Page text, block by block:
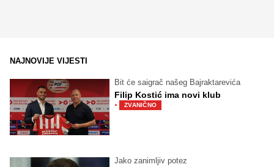
NAJNOVIJE VIJESTI
Bit će saigrač našeg Bajraktarevića
Filip Kostić ima novi klub
· ZVANIČNO
Jako zanimljiv potez